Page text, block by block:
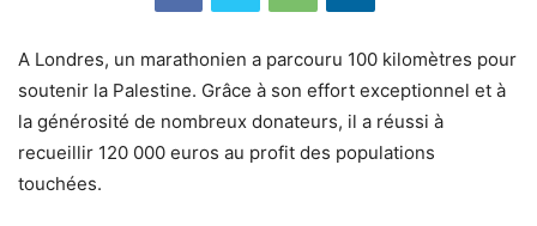
A Londres, un marathonien a parcouru 100 kilomètres pour
soutenir la Palestine. Grâce à son effort exceptionnel et à
la générosité de nombreux donateurs, il a réussi à
recueillir 120 000 euros au profit des populations
touchées.